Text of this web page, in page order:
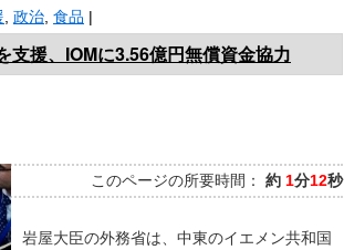
政治 食品 |
援、IOMに3.56億円無償資金協力
このページの所要時間： 約 1分12秒
岩屋大臣の外務省は、中東のイエメン共和国